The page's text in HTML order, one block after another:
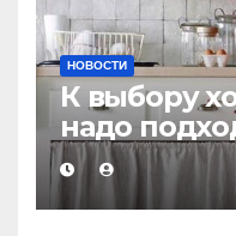
НОВОСТИ
К выбору
надо